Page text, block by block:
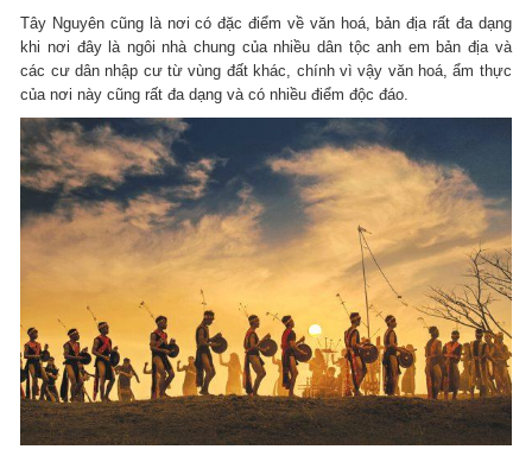
Tây Nguyên cũng là nơi có đặc điểm về văn hoá, bản địa rất đa dạng
khi nơi đây là ngôi nhà chung của nhiều dân tộc anh em bản địa và
các cư dân nhập cư từ vùng đất khác, chính vì vậy văn hoá, ẩm thực
của nơi này cũng rất đa dạng và có nhiều điểm độc đáo.